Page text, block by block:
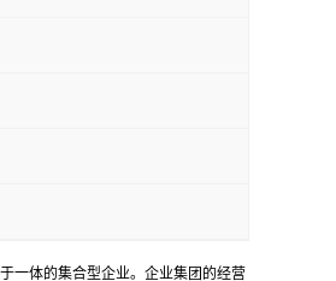
一体的集合型企业。企业集团的经营